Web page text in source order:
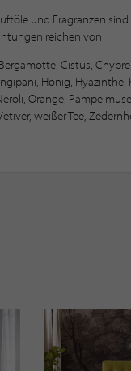
und Fragranzen
reichen von
Cistus,
Honig, Hyazinthe,
Orange,
weißer Tee,